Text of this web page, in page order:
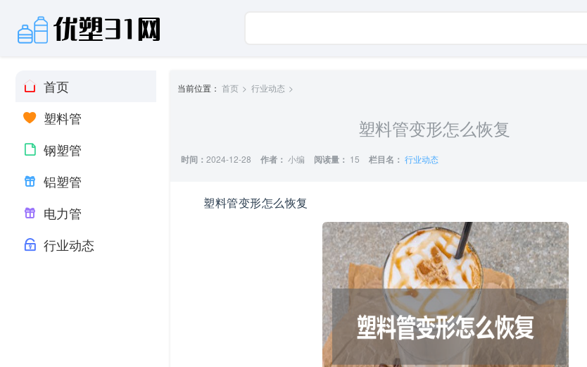
首页
塑料管
钢塑管
铝塑管
电力管
行业动态
当前位置： 首页 行业动态
塑料管变形怎么恢复
时间： 2024-12-28 作者： 小编 阅读量： 15 栏目名： 行业动态
塑料管变形怎么恢复